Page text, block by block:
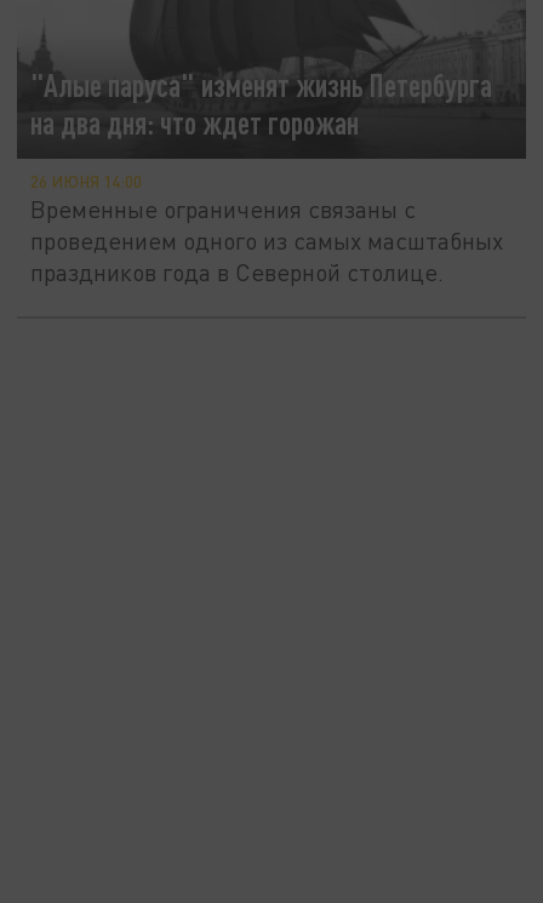
"Алые паруса" изменят жизнь Петербурга
на два дня: что ждет горожан
26 ИЮНЯ 14:00
Временные ограничения связаны с
проведением одного из самых масштабных
праздников года в Северной столице.